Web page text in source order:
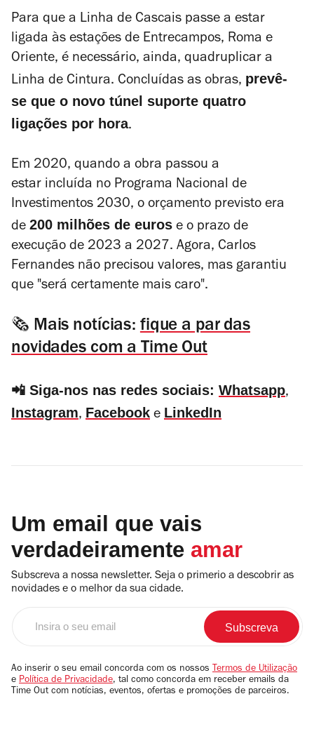
Para que a Linha de Cascais passe a estar
ligada às estações de Entrecampos, Roma e
Oriente, é necessário, ainda, quadruplicar a
Linha de Cintura. Concluídas as obras, prevê-
se que o novo túnel suporte quatro
ligações por hora.
Em 2020, quando a obra passou a
estar incluída no Programa Nacional de
Investimentos 2030, o orçamento previsto era
de 200 milhões de euros e o prazo de
execução de 2023 a 2027. Agora, Carlos
Fernandes não precisou valores, mas garantiu
que "será certamente mais caro".
🗞️ Mais notícias:fique a par das
novidades com a Time Out
📲 Siga-nos nas redes sociais: Whatsapp,
Instagram, Facebook e LinkedIn
Um email que vais
verdadeiramente amar
Subscreva a nossa newsletter. Seja o primerio a descobrir as
novidades e o melhor da sua cidade.
email
Ao inserir o seu email concorda com os nossos Termos de Utilização
e Política de Privacidade, tal como concorda em receber emails da
Time Out com notícias, eventos, ofertas e promoções de parceiros.